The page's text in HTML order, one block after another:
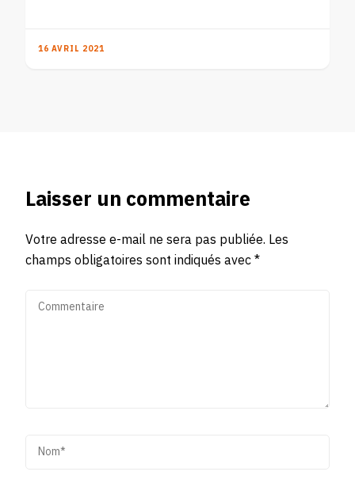
16 AVRIL 2021
Laisser un commentaire
Votre adresse e-mail ne sera pas publiée. Les
champs obligatoires sont indiqués avec*